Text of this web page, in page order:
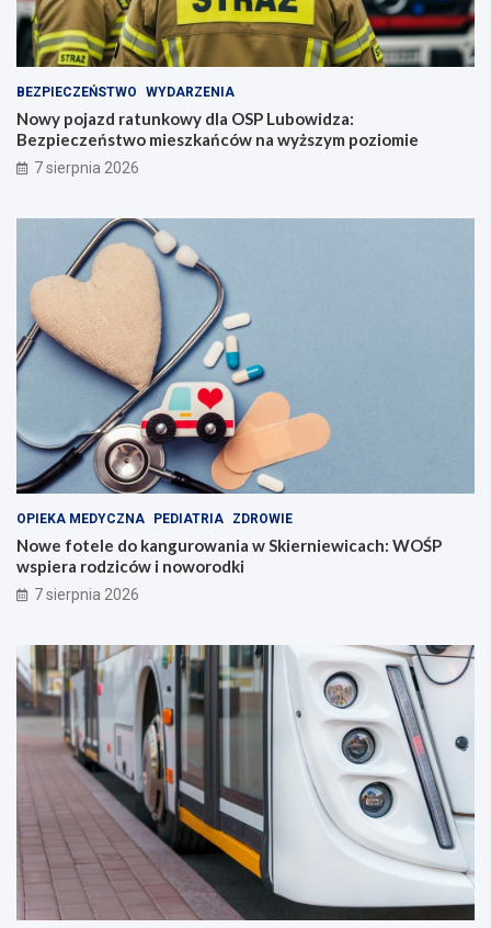
BEZPIECZEŃSTWO WYDARZENIA
Nowy pojazd ratunkowy dla OSP Lubowidza:
Bezpieczeństwo mieszkańców na wyższym poziomie
7 sierpnia 2026
OPIEKA MEDYCZNA PEDIATRIA ZDROWIE
Nowe fotele do kangurowania w Skierniewicach: WOŚP
wspiera rodziców i noworodki
7 sierpnia 2026